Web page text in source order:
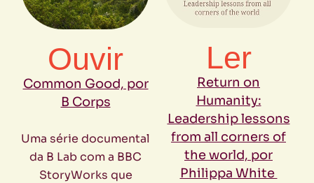
Ouvir
Common Good, por
B Corps
Uma série documental
da B Lab com a BBC
StoryWorks que
Ler
Return on
Humanity:
Leadership lessons
from all corners of
the world, por
Philippa White